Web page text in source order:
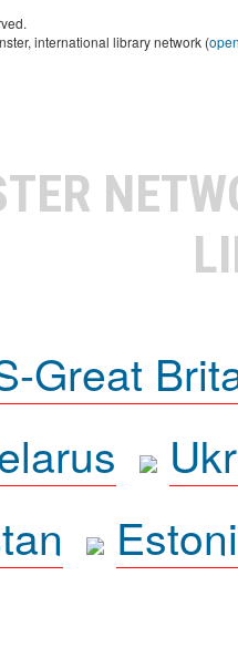
international library network (
Great